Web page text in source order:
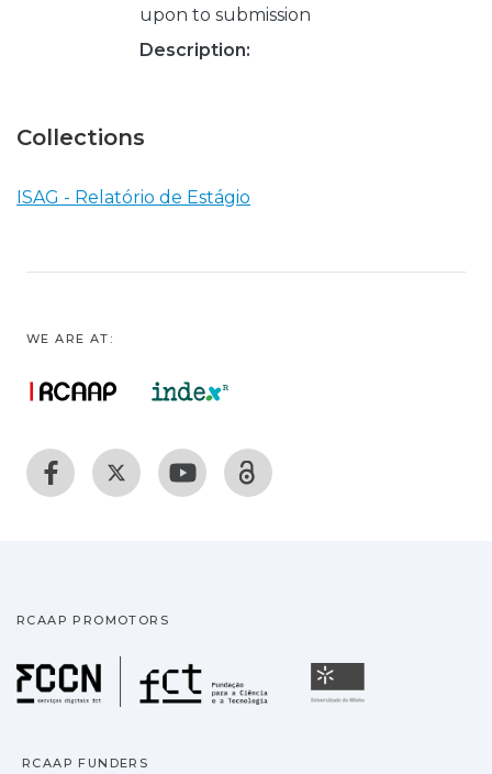
upon to submission
Description:
Collections
ISAG - Relatório de Estágio
WE ARE AT:
RCAAP PROMOTORS
Fundação para a
RCAAP FUNDERS